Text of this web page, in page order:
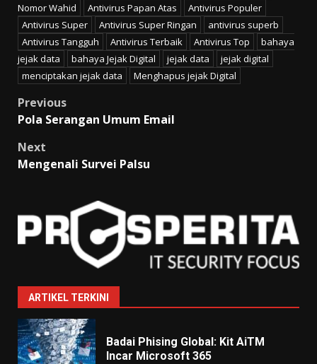
Nomor Wahid
Antivirus Papan Atas
Antivirus Populer
Antivirus Super
Antivirus Super Ringan
antivirus superb
Antivirus Tangguh
Antivirus Terbaik Antivirus Top
bahaya
jejak data
bahaya Jejak Digital jejak data
jejak digital
menciptakan jejak data
Menghapus jejak Digital
Post
navigation
Previous
Pola Serangan Umum Email
Next
Mengenali Survei Palsu
ARTIKEL TERKINI
Badai Phising Global: Kit AiTM
Incar Microsoft 365